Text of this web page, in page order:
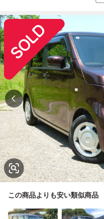
この商品よりも安い類似商品